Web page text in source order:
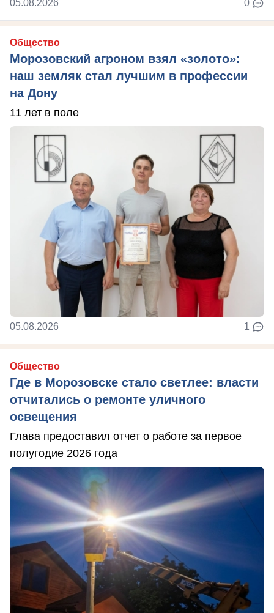
05.08.2026 0
Общество
Морозовский агроном взял «золото»:
наш земляк стал лучшим в профессии
на Дону
11 лет в поле
05.08.2026 1
Общество
Где в Морозовске стало светлее: власти
отчитались о ремонте уличного
освещения
Глава предоставил отчет о работе за первое
полугодие 2026 года